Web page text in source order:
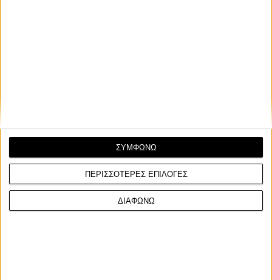
ΠΕΡΙΣΣΟΤΕΡΕΣ ΕΠΙΛΟΓΕΣ
ΔΙΑΦΩΝΩ
ΣΥΜΦΩΝΩ